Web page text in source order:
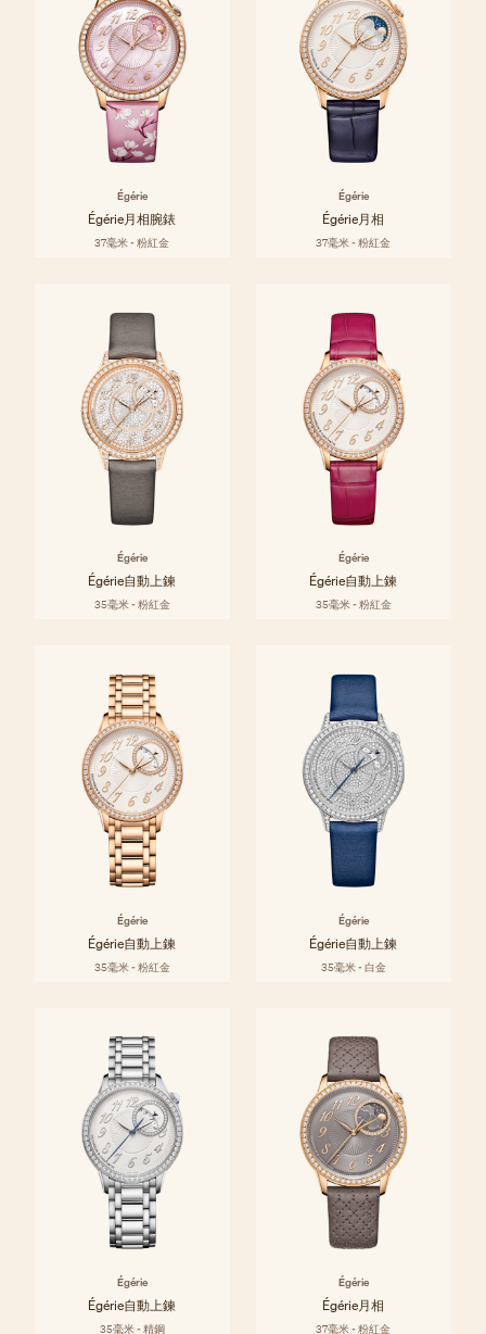
Égérie
Égérie月相腕錶
37毫米 - 粉紅金
Égérie
Égérie月相
37毫米 - 粉紅金
Égérie
Égérie自動上鍊
35毫米 - 粉紅金
Égérie
Égérie自動上鍊
35毫米 - 粉紅金
Égérie
Égérie自動上鍊
35毫米 - 粉紅金
Égérie
Égérie自動上鍊
35毫米 - 白金
Égérie
Égérie自動上鍊
35毫米 - 精鋼
Égérie
Égérie月相
37毫米 - 粉紅金